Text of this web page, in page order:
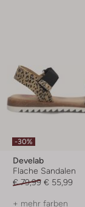
-30%
Develab
Flache Sandalen
€ 79,99 € 55,99
+ mehr farben